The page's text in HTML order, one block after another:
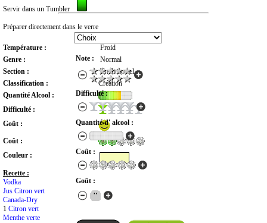
Note :
Difficulté :
Quantité d' alcool :
Coût :
Goût :
Servir dans un Tumbler
Préparer directement dans le verre
Température :
Froid
Genre :
Normal
Section :
Traditionnel
Classification :
Création
Quantité Alcool :
Difficulté :
Goût :
Coût :
Couleur :
Recette :
Vodka
Jus Citron vert
Canada-Dry
1 Citron vert
Menthe verte